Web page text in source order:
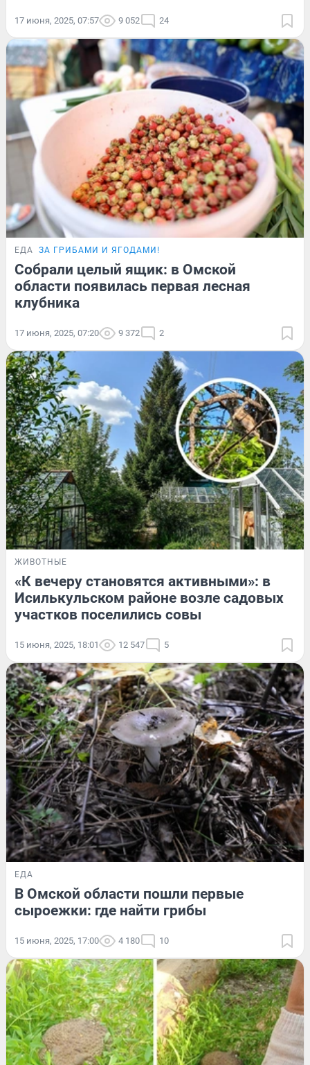
17 июня, 2025, 07:57 9 052 24
ЕДА ЗА ГРИБАМИ И ЯГОДАМИ!
Собрали целый ящик: в Омской
области появилась первая лесная
клубника
17 июня, 2025, 07:20 9 372 2
ЖИВОТНЫЕ
«К вечеру становятся активными»: в
Исилькульском районе возле садовых
участков поселились совы
15 июня, 2025, 18:01 12 547 5
ЕДА
В Омской области пошли первые
сыроежки: где найти грибы
15 июня, 2025, 17:00 4 180 10